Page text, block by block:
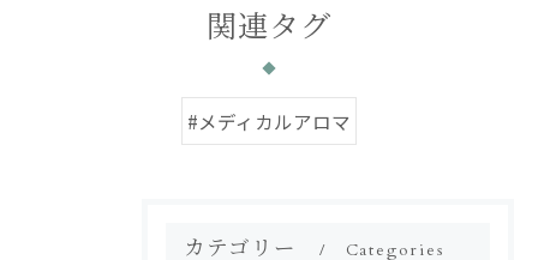
関連タグ
#メディカルアロマ
カテゴリー Categories